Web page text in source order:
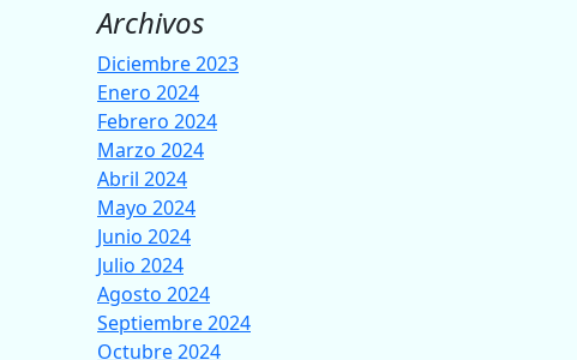
Archivos
Diciembre 2023
Enero 2024
Febrero 2024
Marzo 2024
Abril 2024
Mayo 2024
Junio 2024
Julio 2024
Agosto 2024
Septiembre 2024
Octubre 2024